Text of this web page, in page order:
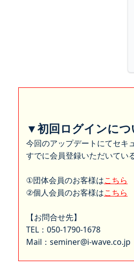
▼初回ログインにつ
今回のアップデートにてセキ
すでに会員登録いただいてい
①団体会員のお客様はこちら
②個人会員のお客様はこちら
【お問合せ先】
TEL：050-1790-1678
Mail：seminer@i-wave.co.jp